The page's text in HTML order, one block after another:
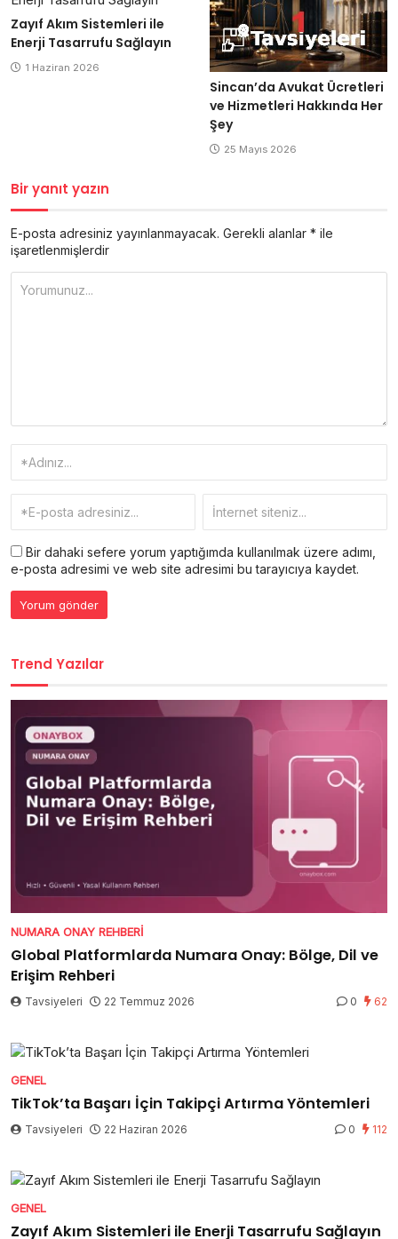
Zayıf Akım Sistemleri ile
Enerji Tasarrufu Sağlayın
1 Haziran 2026
Sincan’da Avukat Ücretleri
ve Hizmetleri Hakkında Her
Şey
25 Mayıs 2026
Bir yanıt yazın
E-posta adresiniz yayınlanmayacak. Gerekli alanlar * ile
işaretlenmişlerdir
Bir dahaki sefere yorum yaptığımda kullanılmak üzere adımı,
e-posta adresimi ve web site adresimi bu tarayıcıya kaydet.
Trend Yazılar
NUMARA ONAY REHBERI
Global Platformlarda Numara Onay: Bölge, Dil ve
Erişim Rehberi
Tavsiyeleri 22 Temmuz 2026 0 62
GENEL
TikTok’ta Başarı İçin Takipçi Artırma Yöntemleri
Tavsiyeleri 22 Haziran 2026 0 112
GENEL
Zayıf Akım Sistemleri ile Enerji Tasarrufu Sağlayın